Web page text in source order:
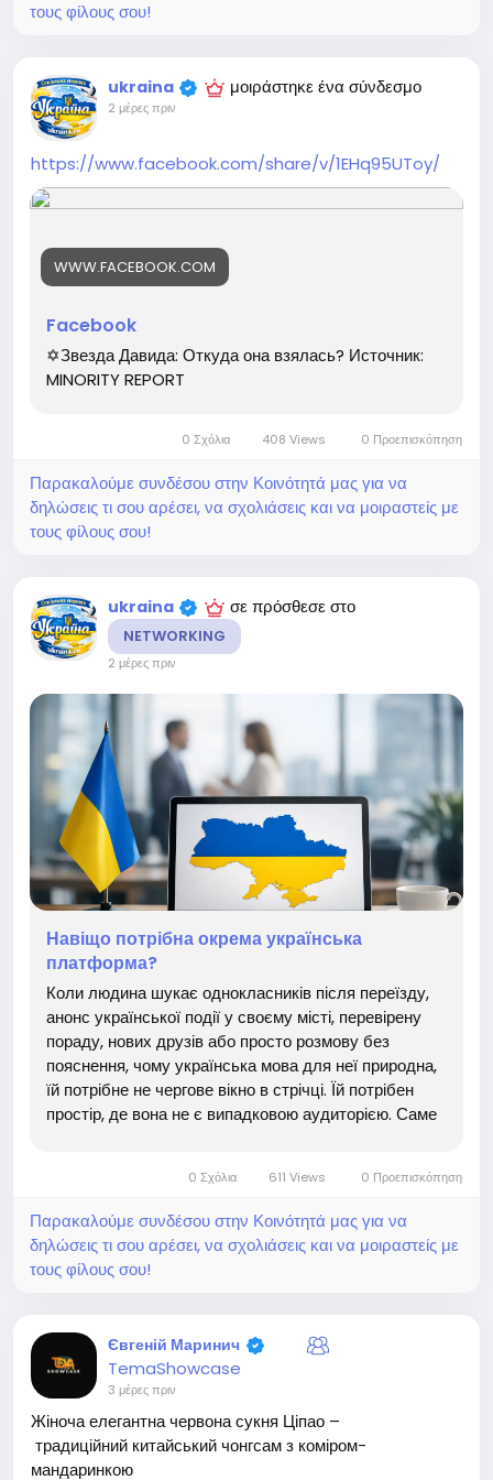
τους φίλους σου!
ukraina μοιράστηκε ένα σύνδεσμο
2 μέρες πριν
https://www.facebook.com/share/v/1EHq95UToy/
WWW.FACEBOOK.COM
Facebook
✡️Звезда Давида: Откуда она взялась? Источник:
MINORITY REPORT
0 Σχόλια 408 Views 0 Προεπισκόπηση
Παρακαλούμε συνδέσου στην Κοινότητά μας για να
δηλώσεις τι σου αρέσει, να σχολιάσεις και να μοιραστείς με
τους φίλους σου!
ukraina σε πρόσθεσε στο
NETWORKING
2 μέρες πριν
Навіщо потрібна окрема українська
платформа?
Коли людина шукає однокласників після переїзду,
анонс української події у своєму місті, перевірену
пораду, нових друзів або просто розмову без
пояснення, чому українська мова для неї природна,
їй потрібне не чергове вікно в стрічці. Їй потрібен
простір, де вона не є випадковою аудиторією. Саме
0 Σχόλια 611 Views 0 Προεπισκόπηση
Παρακαλούμε συνδέσου στην Κοινότητά μας για να
δηλώσεις τι σου αρέσει, να σχολιάσεις και να μοιραστείς με
τους φίλους σου!
Євгеній Маринич
TemaShowcase
3 μέρες πριν
Жіноча елегантна червона сукня Ціпао –
традиційний китайський чонгсам з коміром-
мандаринкою